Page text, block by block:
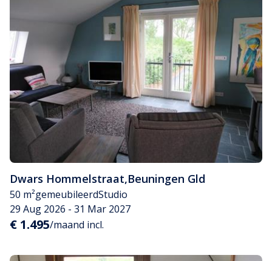
Dwars Hommelstraat,Beuningen Gld
50 m²gemeubileerdStudio
29 Aug 2026 - 31 Mar 2027
€ 1.495/maand incl.